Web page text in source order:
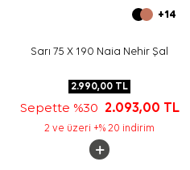
+14
Sarı 75 X 190 Naia Nehir Şal
2.990,00 TL
Sepette %30 2.093,00 TL
2 ve üzeri +% 20 indirim